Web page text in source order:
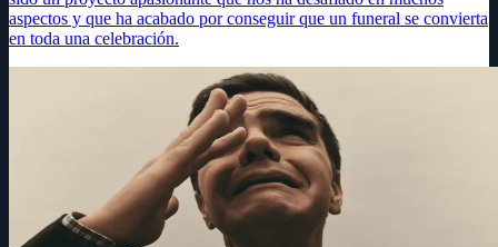
aspectos y que ha acabado por conseguir que un funeral se convierta
en toda una celebración.